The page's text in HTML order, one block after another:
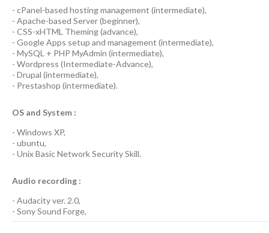
- cPanel-based hosting management (intermediate),
- Apache-based Server(beginner),
- CSS-xHTML Theming(advance),
- Google Apps setup and management (intermediate),
- MySQL + PHP MyAdmin (intermediate),
- Wordpress (Intermediate-Advance),
- Drupal (intermediate),
- Prestashop (intermediate).
OS and System :
- Windows XP,
- ubuntu,
- Unix Basic Network SecuritySkill.
Audio recording :
- Audacity ver. 2.0,
- Sony Sound Forge,